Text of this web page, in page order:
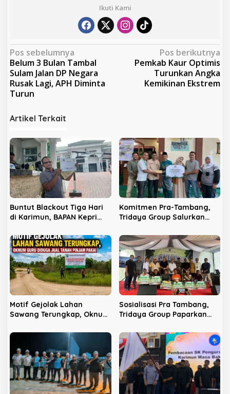
Ikuti Kami
N
a
v
i
g
a
s
i
p
o
s
Pos sebelumnya
Belum 3 Bulan Tambal
Sulam Jalan DP Negara
Rusak Lagi, APH Diminta
Turun
Pos berikutnya
Pemkab Kaur Optimis
Turunkan Angka
Kemikinan Ekstrem
Artikel Terkait
Buntut Blackout Tiga Hari
di Karimun, BAPAN Kepri
Kejaksaan
Komitmen Pra-Tambang,
Tridaya Group Salurkan
dan Prioritaskan Tenaga
Kerja Lokal
Motif Gejolak Lahan
Sawang Terungkap, Oknum
Pinjam Pakai
Sosialisasi Pra Tambang,
Tridaya Group Paparkan
Hingga Beasiswa S1 Penuh